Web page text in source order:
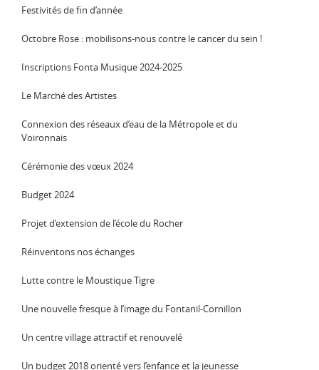
Festivités de fin d’année
Octobre Rose : mobilisons-nous contre le cancer du sein !
Inscriptions Fonta Musique 2024-2025
Le Marché des Artistes
Connexion des réseaux d’eau de la Métropole et du
Voironnais
Cérémonie des vœux 2024
Budget 2024
Projet d’extension de l’école du Rocher
Réinventons nos échanges
Lutte contre le Moustique Tigre
Une nouvelle fresque à l’image du Fontanil-Cornillon
Un centre village attractif et renouvelé
Un budget 2018 orienté vers l’enfance et la jeunesse